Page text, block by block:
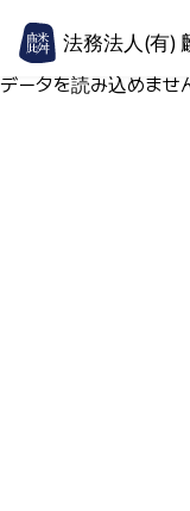
法務法人(有)
データを読み込めませ